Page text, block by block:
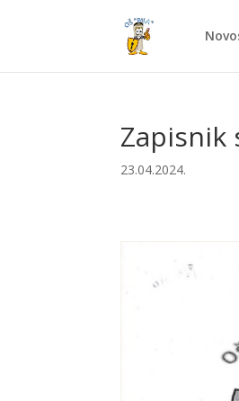
Zapisnik
23.04.2024.